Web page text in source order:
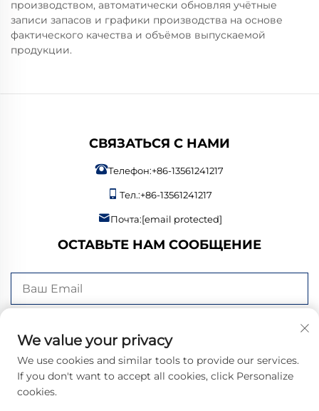
производством, автоматически обновляя учётные
записи запасов и графики производства на основе
фактического качества и объёмов выпускаемой
продукции.
СВЯЗАТЬСЯ С НАМИ
Телефон:+86-13561241217
Тел.:+86-13561241217
Почта:[email protected]
ОСТАВЬТЕ НАМ СООБЩЕНИЕ
Отправить сейчас
© 2026 Bangzheng (Shandong) Intelligent Manufacturing Co., Ltd.
We value your privacy
We use cookies and similar tools to provide our services.
If you don't want to accept all cookies, click Personalize
cookies.